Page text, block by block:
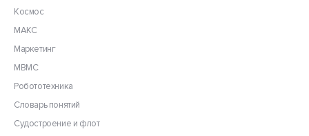
Космос
МАКС
Маркетинг
МВМС
Робототехника
Словарь понятий
Судостроение и флот